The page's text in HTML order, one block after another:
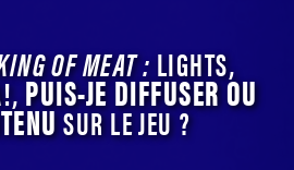
OF MEAT :LIGHTS,
PUIS-JE DIFFUSER OU
SUR LE JEU ?